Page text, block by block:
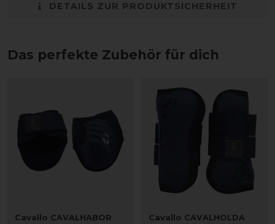
DETAILS ZUR PRODUKTSICHERHEIT
Das perfekte Zubehör für dich
Cavallo CAVALHABOR
Cavallo CAVALHOLDA